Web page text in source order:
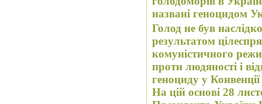
названі геноцидом
Голод не був
результатом
комуністичного
проти людяності і
геноциду у
На цій основі 28